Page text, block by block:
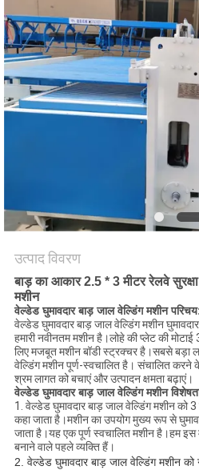
उद्धरण
का
अनुरोध
करें
PRIVACY
POLICY
उत्पाद विवरण
बाड़ का आकार 2.5 * 3 मीटर रेलवे
मशीन
वेल्डेड घुमावदार बाड़ जाल वेल्डिंग मशीन
वेल्डेड घुमावदार बाड़ जाल वेल्डिंग मशीन
हमारी नवीनतम मशीन है।लोहे की प्लेट की
लिए मजबूत मशीन बॉडी स्ट्रक्चर है।सबसे बड़ा
वेल्डिंग मशीन पूर्ण-स्वचालित है। संचालित करने
श्रम लागत को बचाएं और उत्पादन क्षमता बढ़ाएं।
वेल्डेड घुमावदार बाड़ जाल वेल्डिंग मशीन
1. वेल्डेड घुमावदार बाड़ जाल वेल्डिंग मशीन को
कहा जाता है।मशीन का उपयोग मुख्य रूप से
जाता है।यह एक पूर्ण स्वचालित मशीन है।हम इस
बनाने वाले पहले व्यक्ति हैं।
2. वेल्डेड घुमावदार बाड़ जाल वेल्डिंग मशीन को